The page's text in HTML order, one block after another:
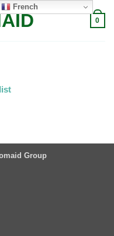
0
Group
French